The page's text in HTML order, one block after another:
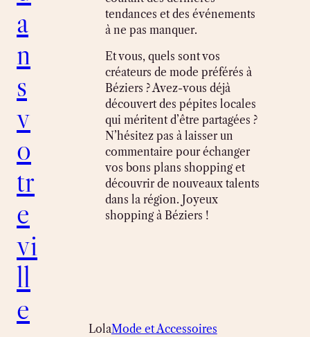
a
n
s
v
o
tr
e
vi
ll
e
tendances et des événements
à ne pas manquer.
Et vous, quels sont vos
créateurs de mode préférés à
Béziers ? Avez-vous déjà
découvert des pépites locales
qui méritent d’être partagées ?
N’hésitez pas à laisser un
commentaire pour échanger
vos bons plans shopping et
découvrir de nouveaux talents
dans la région. Joyeux
shopping à Béziers !
LolaMode et Accessoires